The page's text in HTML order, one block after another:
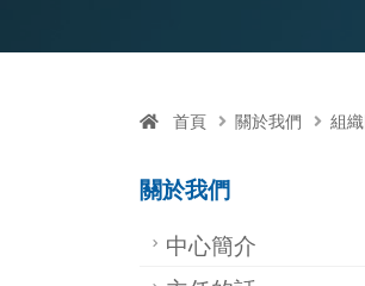
首頁 關於我們 組
關於我們
中心簡介